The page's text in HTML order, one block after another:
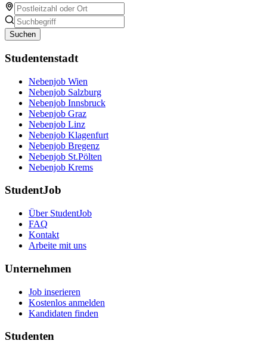
Suchen
Studentenstadt
Nebenjob Wien
Nebenjob Salzburg
Nebenjob Innsbruck
Nebenjob Graz
Nebenjob Linz
Nebenjob Klagenfurt
Nebenjob Bregenz
Nebenjob St.Pölten
Nebenjob Krems
StudentJob
Über StudentJob
FAQ
Kontakt
Arbeite mit uns
Unternehmen
Job inserieren
Kostenlos anmelden
Kandidaten finden
Studenten